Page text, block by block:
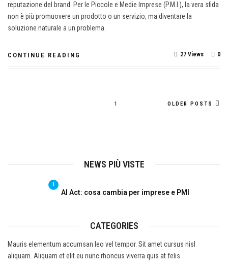
reputazione del brand. Per le Piccole e Medie Imprese (P.M.I.), la vera sfida
non è più promuovere un prodotto o un servizio, ma diventare la
soluzione naturale a un problema.
CONTINUE READING 0
27 Views
1 OLDER POSTS
NEWS PIÙ VISTE
1
AI Act: cosa cambia per imprese e PMI
CATEGORIES
Mauris elementum accumsan leo vel tempor. Sit amet cursus nisl
aliquam. Aliquam et elit eu nunc rhoncus viverra quis at felis